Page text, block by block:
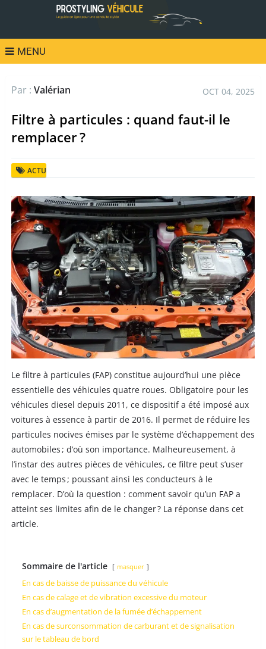
MENU
Par : Valérian OCT 04, 2025
Filtre à particules : quand faut-il le
remplacer ?
ACTU
Le filtre à particules (FAP) constitue aujourd’hui une pièce
essentielle des véhicules quatre roues. Obligatoire pour les
véhicules diesel depuis 2011, ce dispositif a été imposé aux
voitures à essence à partir de 2016. Il permet de réduire les
particules nocives émises par le système d’échappement des
automobiles ; d’où son importance. Malheureusement, à
l’instar des autres pièces de véhicules, ce filtre peut s’user
avec le temps ; poussant ainsi les conducteurs à le
remplacer. D’où la question : comment savoir qu’un FAP a
atteint ses limites afin de le changer ? La réponse dans cet
article.
Sommaire de l'article masquer
En cas de baisse de puissance du véhicule
En cas de calage et de vibration excessive du moteur
En cas d’augmentation de la fumée d’échappement
En cas de surconsommation de carburant et de signalisation
sur le tableau de bord